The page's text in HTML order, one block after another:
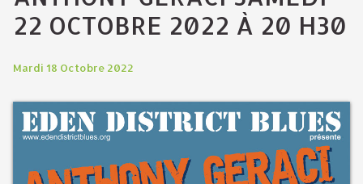
22 OCTOBRE 2022 À 20 H30
Mardi 18 Octobre 2022